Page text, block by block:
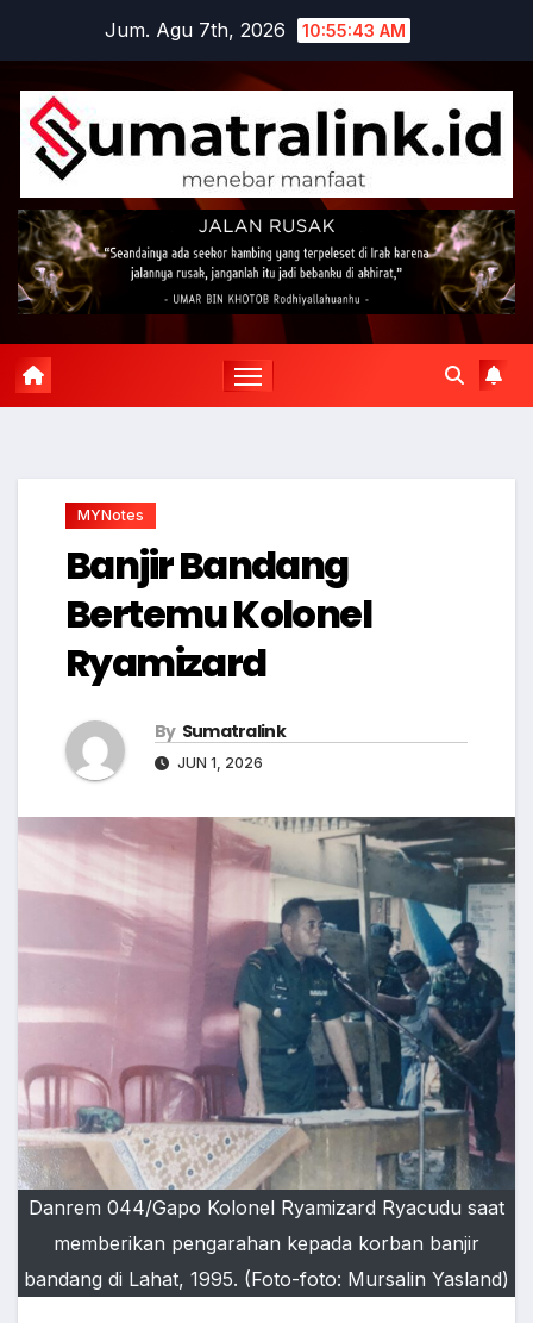
content
Jum. Agu 7th, 2026 10:55:44 AM
MYNotes
Banjir Bandang
Bertemu Kolonel
Ryamizard
By Sumatralink
JUN 1, 2026
Danrem 044/Gapo Kolonel Ryamizard Ryacudu saat
memberikan pengarahan kepada korban banjir
bandang di Lahat, 1995. (Foto-foto: Mursalin Yasland)